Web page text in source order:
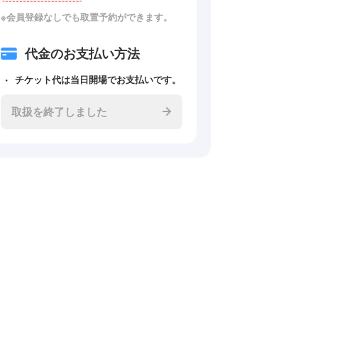
※会員登録なしでも取置予約ができます。
代金のお支払い方法
チケット代は当日開場でお支払いです。
取扱を終了しました